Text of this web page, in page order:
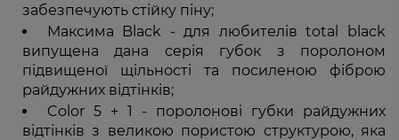
забезпечують стійку піну;
Максима Black - для любителів total black
випущена дана серія губок з поролоном
підвищеної щільності та посиленою фіброю
райдужних відтінків;
Color 5 + 1 - поролонові губки райдужних
відтінків з великою пористою структурою, яка